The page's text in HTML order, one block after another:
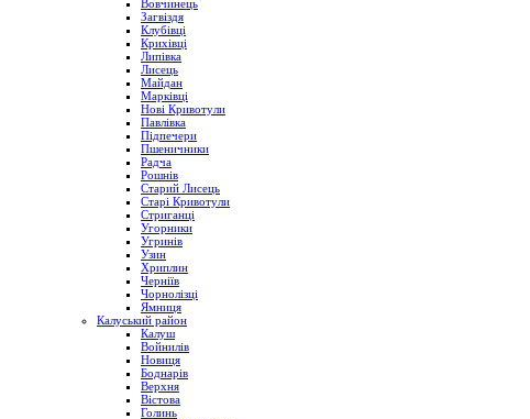
Вовчинець
Загвіздя
Клубівці
Крихівці
Липівка
Лисець
Майдан
Марківці
Нові Кривотули
Павлівка
Підпечери
Пшеничники
Радча
Рошнів
Старий Лисець
Старі Кривотули
Стриганці
Угорники
Угринів
Узин
Хриплин
Черніїв
Чорнолізці
Ямниця
Калуський район
Калуш
Войнилів
Новиця
Боднарів
Верхня
Вістова
Голинь